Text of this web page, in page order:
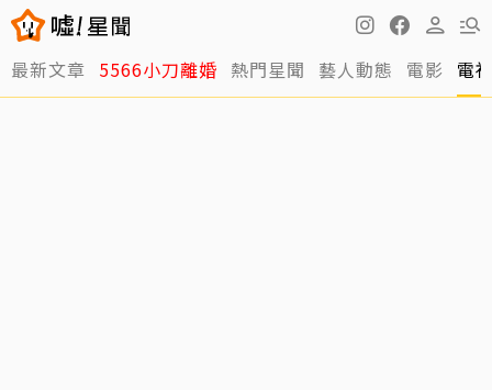
最新文章 5566小刀離婚 熱門星聞 藝人動態 電影 電